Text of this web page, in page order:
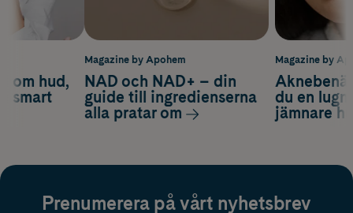
Magazine by
du en
jämnare
om hud,
smart
Magazine by Apohem
NAD och NAD+ – din
guide till ingredienserna
alla pratar om
Prenumerera på vårt nyhetsbrev